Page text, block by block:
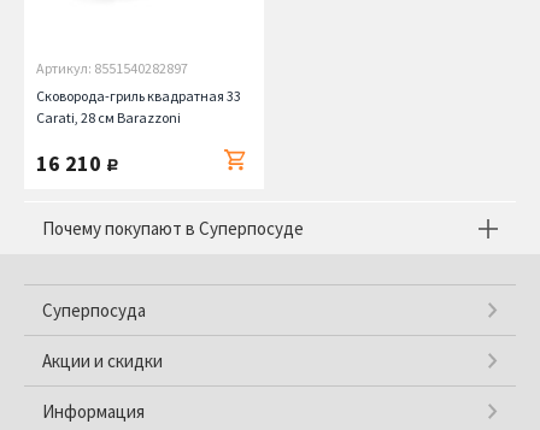
Артикул: 8551540282897
Сковорода-гриль квадратная 33
Carati, 28 см Barazzoni
16 210 руб.
Почему покупают в Суперпосуде
Суперпосуда
Акции и скидки
Информация